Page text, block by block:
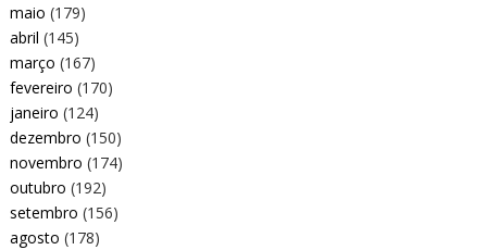
maio (179)
abril (145)
março (167)
fevereiro (170)
janeiro (124)
dezembro (150)
novembro (174)
outubro (192)
setembro (156)
agosto (178)